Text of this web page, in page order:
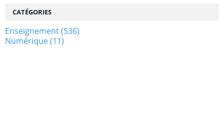
CATÉGORIES
Enseignement(536)
Numérique(11)